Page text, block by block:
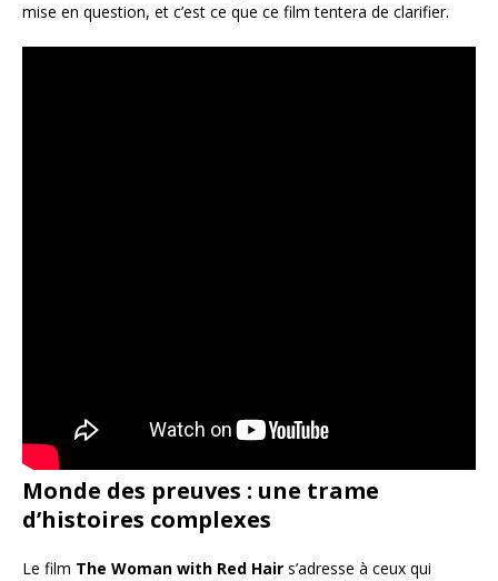
mise en question, et c’est ce que ce film tentera de clarifier.
Monde des preuves : une trame
d’histoires complexes
Le film The Woman with Red Hair s’adresse à ceux qui